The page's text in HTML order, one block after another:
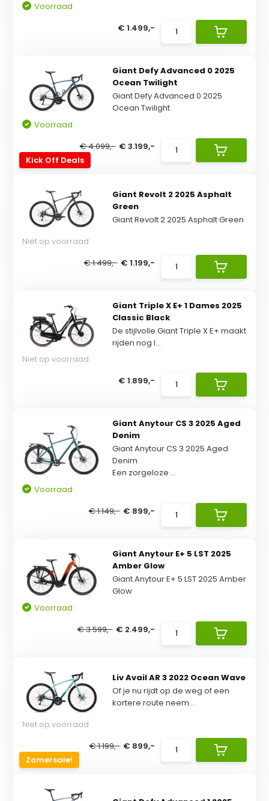
Voorraad
€ 1.499,-
Kick Off Deals
Giant Defy Advanced 0 2025
Ocean Twilight
Giant Defy Advanced 0 2025
Ocean Twilight
Voorraad
€ 4.099,- € 3.199,-
Giant Revolt 2 2025 Asphalt
Green
Giant Revolt 2 2025 Asphalt Green
Niet op voorraad
€ 1.499,- € 1.199,-
Giant Triple X E+ 1 Dames 2025
Classic Black
De stijlvolle Giant Triple X E+ maakt
rijden nog l...
Niet op voorraad
€ 1.899,-
Giant Anytour CS 3 2025 Aged
Denim
Giant Anytour CS 3 2025 Aged
Denim
Een zorgeloze ...
Voorraad
€ 1.149,- € 899,-
Giant Anytour E+ 5 LST 2025
Amber Glow
Giant Anytour E+ 5 LST 2025 Amber
Glow
Voorraad
€ 3.599,- € 2.499,-
Zomersale!
Liv Avail AR 3 2022 Ocean Wave
Of je nu rijdt op de weg of een
kortere route neem...
Niet op voorraad
€ 1.199,- € 899,-